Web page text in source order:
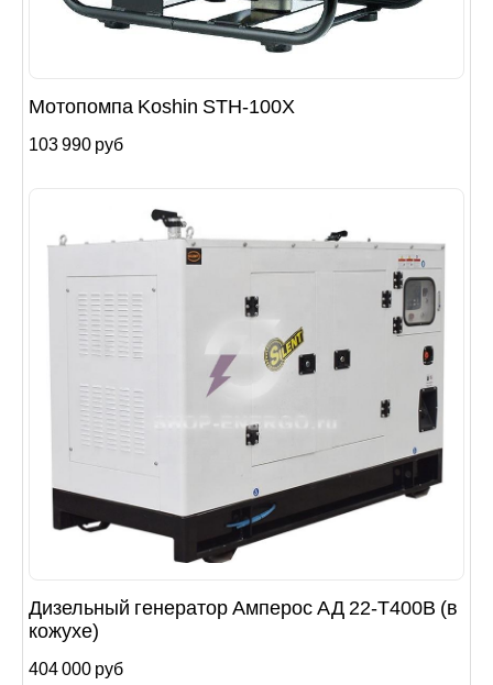
Мотопомпа Koshin SТH-100X
103 990 руб
Дизельный генератор Амперос АД 22-Т400B (в
кожухе)
404 000 руб